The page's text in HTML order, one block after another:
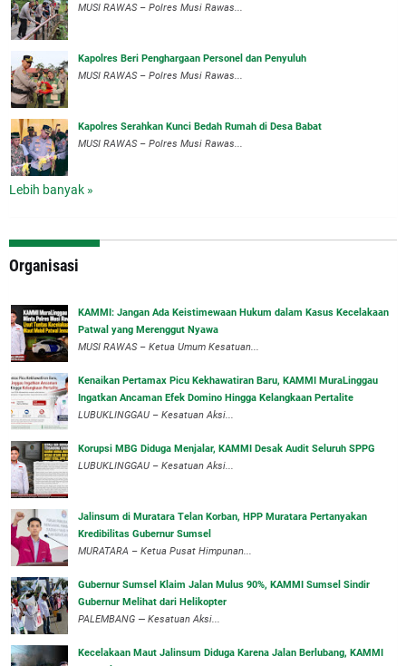
MUSI RAWAS – Polres Musi Rawas...
Kapolres Beri Penghargaan Personel dan Penyuluh
MUSI RAWAS – Polres Musi Rawas...
Kapolres Serahkan Kunci Bedah Rumah di Desa Babat
MUSI RAWAS – Polres Musi Rawas...
Lebih banyak »
Organisasi
‎KAMMI: Jangan Ada Keistimewaan Hukum dalam Kasus Kecelakaan
Patwal yang Merenggut Nyawa
‎MUSI RAWAS – Ketua Umum Kesatuan...
‎Kenaikan Pertamax Picu Kekhawatiran Baru, KAMMI MuraLinggau
Ingatkan Ancaman Efek Domino Hingga Kelangkaan Pertalite
‎LUBUKLINGGAU – Kesatuan Aksi...
Korupsi MBG Diduga Menjalar, KAMMI Desak Audit Seluruh SPPG
‎LUBUKLINGGAU – Kesatuan Aksi...
‎Jalinsum di Muratara Telan Korban, HPP Muratara Pertanyakan
Kredibilitas Gubernur Sumsel
MURATARA – Ketua Pusat Himpunan...
‎Gubernur Sumsel Klaim Jalan Mulus 90%, KAMMI Sumsel Sindir
Gubernur Melihat dari Helikopter
‎PALEMBANG — Kesatuan Aksi...
‎Kecelakaan Maut Jalinsum Diduga Karena Jalan Berlubang, KAMMI